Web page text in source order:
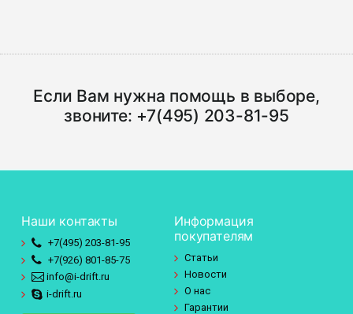
Если Вам нужна помощь в выборе,
звоните: +7(495) 203-81-95
Наши контакты
+7(495) 203-81-95
+7(926) 801-85-75
info@i-drift.ru
i-drift.ru
Информация
покупателям
Статьи
Новости
О нас
Гарантии